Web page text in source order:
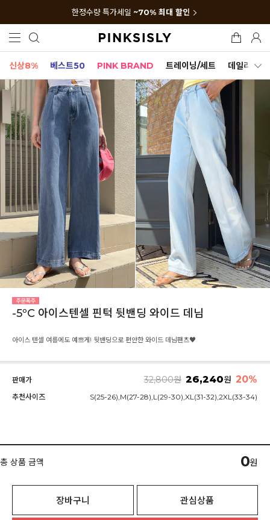
한정수량 특가세일 ~70% 최대 할인
신상8% 베스트50 PINK BRAND 트레이닝/세트 데일리세트
-5ºC 아이스텐셀 핀턱 뒷밴딩 와이드 데님
아이스 텐셀 여름에도 예쁘게! 뒷밴딩으로 편안한 와이드 데님팬츠♥
판매가 32,800원 26,240원 20%
추천사이즈 S(25-26),M(27-28),L(29-30),XL(31-32),2XL(33-34)
총 상품 금액 0원
장바구니 관심상품